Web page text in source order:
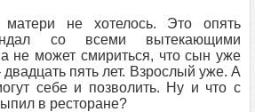
не хотелось. Это опять
со всеми вытекающими
не может смириться, что сын уже
пять лет. Взрослый уже. А
себе и позволить. Ну и что с
в ресторане?